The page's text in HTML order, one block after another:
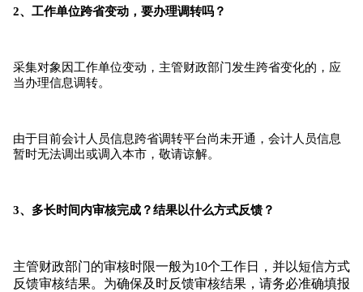
2、工作单位跨省变动，要办理调转吗？
采集对象因工作单位变动，主管财政部门发生跨省变化的，应
当办理信息调转。
由于目前会计人员信息跨省调转平台尚未开通，会计人员信息
暂时无法调出或调入本市，敬请谅解。
3、多长时间内审核完成？结果以什么方式反馈？
主管财政部门的审核时限一般为10个工作日，并以短信方式
反馈审核结果。 为确保及时反馈审核结果，请务必准确填报